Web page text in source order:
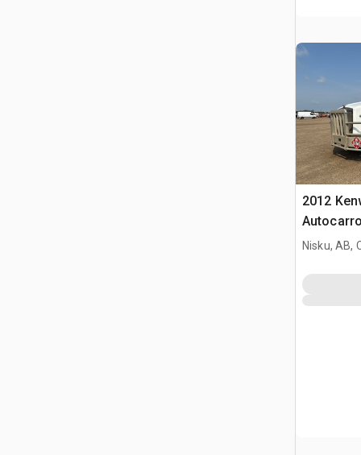
2012
Nisku, AB,